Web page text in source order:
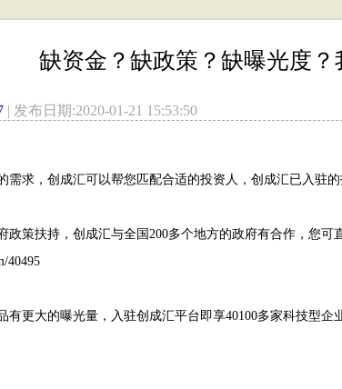
缺资金？缺政策？缺曝光度？
| 发布日期:2020-01-21 15:53:50
求，创成汇可以帮您匹配合适的投资人，创成汇已入驻的
策扶持，创成汇与全国200多个地方的政府有合作，您可
40495
更大的曝光量，入驻创成汇平台即享40100多家科技型企